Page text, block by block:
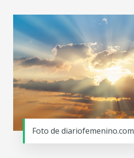
Foto de diariofemenino.com